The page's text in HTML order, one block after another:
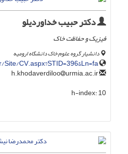
دکتر حبیب خداوردیلو
فیزیک و حفاظت خاک
دانشیار گروه علوم خاک دانشگاه ارومیه
CV.aspx?STID=396&Ln=fa
urmia.ac.ir
h-index:10